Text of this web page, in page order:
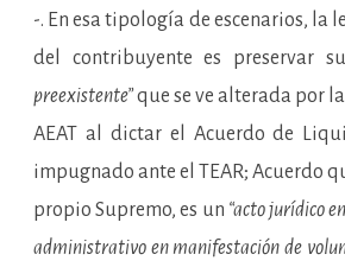
-. En esa tipología de escenarios, la
del contribuyente es preservar
preexistente”que se ve alterada por
AEAT al dictar el Acuerdo de
impugnado ante el TEAR; Acuerdo
propio Supremo, es un “acto jurídico
administrativo en manifestación de